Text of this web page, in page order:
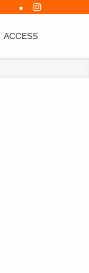
ACCESS